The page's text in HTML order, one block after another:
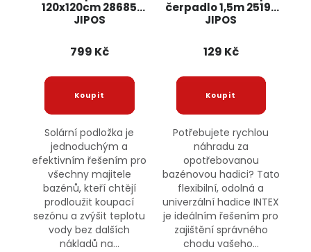
120x120cm 28685
JIPOS
799 Kč
Solární podložka je
jednoduchým a
efektivním řešením pro
všechny majitele
bazénů, kteří chtějí
prodloužit koupací
sezónu a zvýšit teplotu
vody bez dalších
nákladů na...
čerpadlo 1,5m 25192
JIPOS
129 Kč
Potřebujete rychlou
náhradu za
opotřebovanou
bazénovou hadici? Tato
flexibilní, odolná a
univerzální hadice INTEX
je ideálním řešením pro
zajištění správného
chodu vašeho...